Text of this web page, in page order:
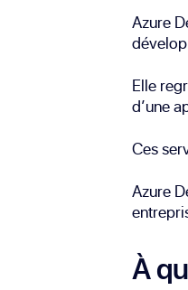
Azure
Elle
d’une
Ces
Azure
À